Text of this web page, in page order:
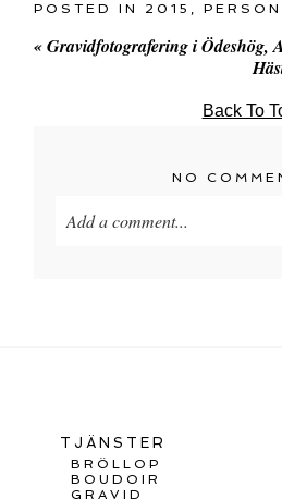
POSTED IN 2015 ,
«Gravidfotografering i Ödeshög,
Back To
NO
Add a comment...
TJÄNSTER
BRÖLLOP
BOUDOIR
GRAVID